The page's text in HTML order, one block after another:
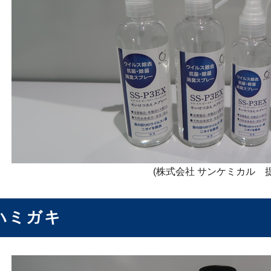
(株式会社 サンケミカル
ミガキ